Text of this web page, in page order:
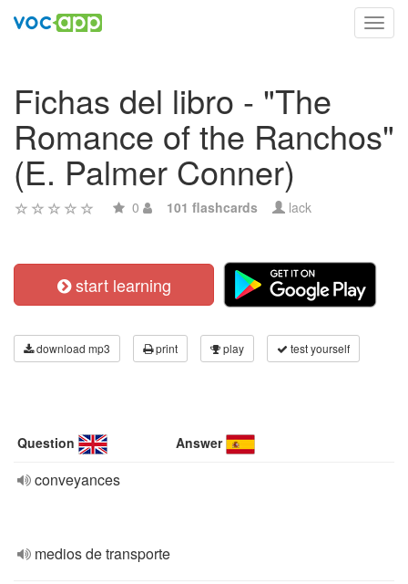
Fichas del libro - "The
Romance of the Ranchos"
(E. Palmer Conner)
0 101 flashcards lack
start learning
download mp3 print play test yourself
Question Answer
conveyances
medios de transporte